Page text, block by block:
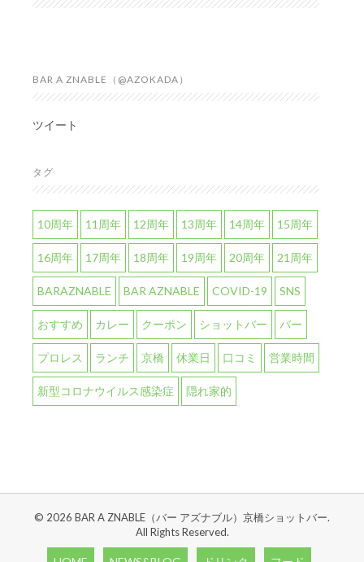
BAR A ZNABLE（@AZOKADA）
ツイート
タグ
10周年 11周年 12周年 13周年 14周年 15周年
16周年 17周年 18周年 19周年 20周年 21周年
BARAZNABLE BAR AZNABLE COVID-19 SNS
おすすめ カレー クーポン ショットバー バー
プロレス ランチ 京橋 休業日 口コミ 営業時間
新型コロナウイルス感染症 隠れ家的
© 2026 BAR A ZNABLE（バー アズナブル）京橋ショットバー.
All Rights Reserved.